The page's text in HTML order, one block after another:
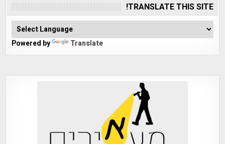
TRANSLATE THIS SITE!
Powered by Translate